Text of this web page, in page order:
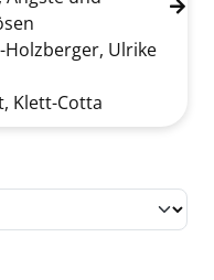
Zittern Sie sich frei!
Holzberger, Ulrike
Klett-Cotta